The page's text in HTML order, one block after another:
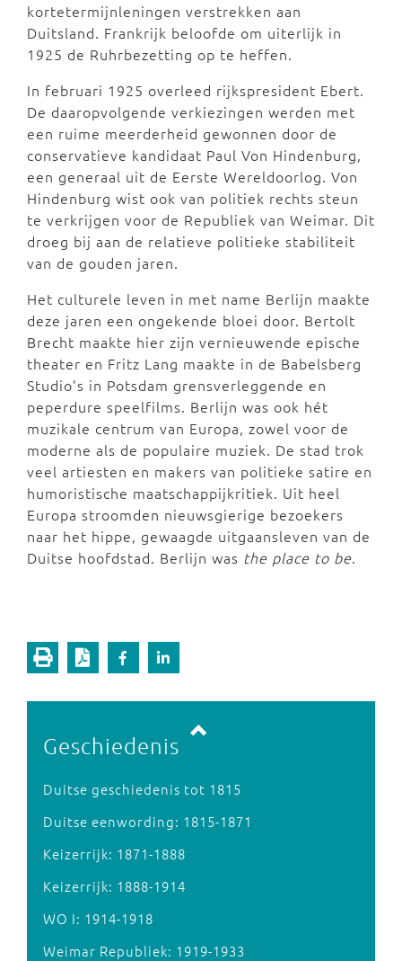
kortetermijnleningen verstrekken aan
Duitsland. Frankrijk beloofde om uiterlijk in
1925 de Ruhrbezetting op te heffen.
In februari 1925 overleed rijkspresident Ebert.
De daaropvolgende verkiezingen werden met
een ruime meerderheid gewonnen door de
conservatieve kandidaat Paul Von Hindenburg,
een generaal uit de Eerste Wereldoorlog. Von
Hindenburg wist ook van politiek rechts steun
te verkrijgen voor de Republiek van Weimar. Dit
droeg bij aan de relatieve politieke stabiliteit
van de gouden jaren.
Het culturele leven in met name Berlijn maakte
deze jaren een ongekende bloei door. Bertolt
Brecht maakte hier zijn vernieuwende epische
theater en Fritz Lang maakte in de Babelsberg
Studio’s in Potsdam grensverleggende en
peperdure speelfilms. Berlijn was ook hét
muzikale centrum van Europa, zowel voor de
moderne als de populaire muziek. De stad trok
veel artiesten en makers van politieke satire en
humoristische maatschappijkritiek. Uit heel
Europa stroomden nieuwsgierige bezoekers
naar het hippe, gewaagde uitgaansleven van de
Duitse hoofdstad. Berlijn was the place to be.
Geschiedenis
Duitse geschiedenis tot 1815
Duitse eenwording: 1815-1871
Keizerrijk: 1871-1888
Keizerrijk: 1888-1914
WO I: 1914-1918
Weimar Republiek: 1919-1933